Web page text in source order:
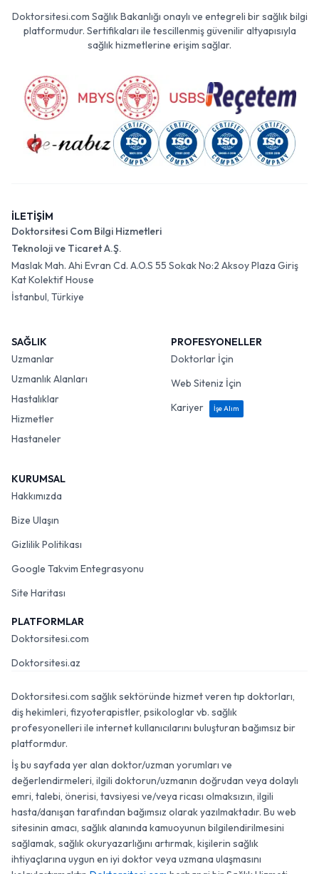
Doktorsitesi.com Sağlık Bakanlığı onaylı ve entegreli bir sağlık bilgi
platformudur. Sertifikaları ile tescillenmiş güvenilir altyapısıyla
sağlık hizmetlerine erişim sağlar.
İLETİŞİM
Doktorsitesi Com Bilgi Hizmetleri
Teknoloji ve Ticaret A.Ş.
Maslak Mah. Ahi Evran Cd. A.O.S 55 Sokak No:2 Aksoy Plaza Giriş
Kat Kolektif House
İstanbul, Türkiye
SAĞLIK
Uzmanlar
Uzmanlık Alanları
Hastalıklar
Hizmetler
Hastaneler
PROFESYONELLER
Doktorlar İçin
Web Siteniz İçin
Kariyer
İşe Alım
KURUMSAL
Hakkımızda
Bize Ulaşın
Gizlilik Politikası
Google Takvim Entegrasyonu
Site Haritası
PLATFORMLAR
Doktorsitesi.com
Doktorsitesi.az
Doktorsitesi.com sağlık sektöründe hizmet veren tıp doktorları,
diş hekimleri, fizyoterapistler, psikologlar vb. sağlık
profesyonelleri ile internet kullanıcılarını buluşturan bağımsız bir
platformdur.
İş bu sayfada yer alan doktor/uzman yorumları ve
değerlendirmeleri, ilgili doktorun/uzmanın doğrudan veya dolaylı
emri, talebi, önerisi, tavsiyesi ve/veya ricası olmaksızın, ilgili
hasta/danışan tarafından bağımsız olarak yazılmaktadır. Bu web
sitesinin amacı, sağlık alanında kamuoyunun bilgilendirilmesini
sağlamak, sağlık okuryazarlığını artırmak, kişilerin sağlık
ihtiyaçlarına uygun en iyi doktor veya uzmana ulaşmasını